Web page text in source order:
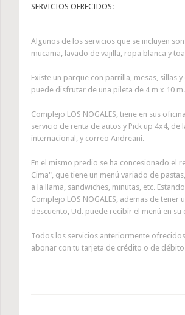
SERVICIOS OFRECIDOS:
Algunos de los servicios que se incluyen
mucama, lavado de vajilla, ropa blanca y
Existe un parque con parrilla, mesas, sillas y
puede disfrutar de una pileta de 4 m x 10 m.
Complejo LOS NOGALES, tiene en sus
servicio de renta de autos y Pick up 4x4, de
internacional, y correo Andreani.
En el mismo predio se ha concesionado el
Cima", que tiene un menú variado de
a la llama, sandwiches, minutas, etc.
Complejo LOS NOGALES, ademas de tener
descuento, Ud. puede recibir el menú en su
Todos los servicios anteriormente
abonar con tu tarjeta de crédito o de